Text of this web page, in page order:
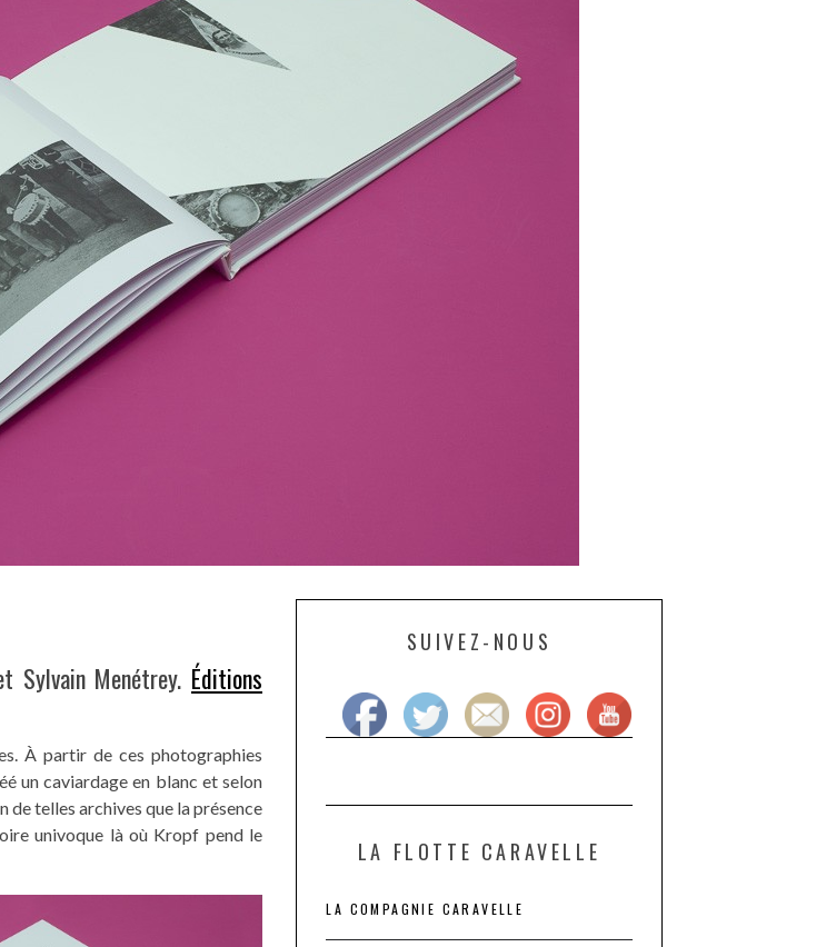
Sylvain Menétrey. Éditions
À partir de ces photographies
un caviardage en blanc et selon
de telles archives que la présence
univoque là où Kropf pend le
SUIVEZ-NOUS
LA FLOTTE CARAVELLE
LA COMPAGNIE CARAVELLE